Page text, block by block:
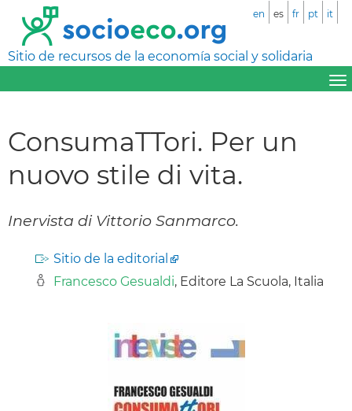
Sitio de recursos de la economía social y solidaria
en es fr pt it
ConsumaTTori. Per un
nuovo stile di vita.
Inervista di Vittorio Sanmarco.
Sitio de la editorial
Francesco Gesualdi, Editore La Scuola, Italia